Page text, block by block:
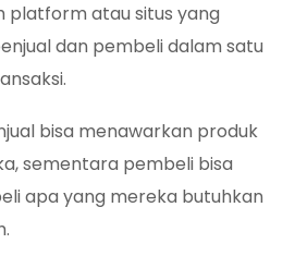
platform atau situs yang
dan pembeli dalam satu
bisa menawarkan produk
sementara pembeli bisa
apa yang mereka butuhkan